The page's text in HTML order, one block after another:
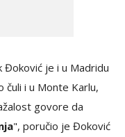
Đoković je i u Madridu
i u Monte Karlu,
govore da
", poručio je Đoković